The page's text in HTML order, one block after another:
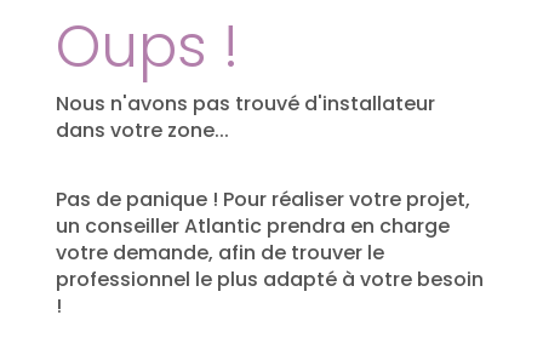
Oups !
Nous n'avons pas trouvé d'installateur
dans votre zone...
Pas de panique ! Pour réaliser votre projet,
un conseiller Atlantic prendra en charge
votre demande, afin de trouver le
professionnel le plus adapté à votre besoin
!